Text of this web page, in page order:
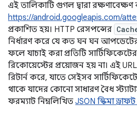
এই তালিকাটি গুগল দ্বারা
https://android.googleapis.com/
প্রকাশিত হয়। HTTP রেসপন্সের
নির্ধারণ করে যে কত ঘন ঘন
ফলে যাচাই করা প্রতিটি
রিকোয়েস্টের প্রয়োজন হয় না। এই
রিটার্ন করে, যাতে সেইসব
থাকে যাদের কোনো সাধারণ বৈধ
ফরম্যাট নিম্নলিখিত JSON স্কিমা